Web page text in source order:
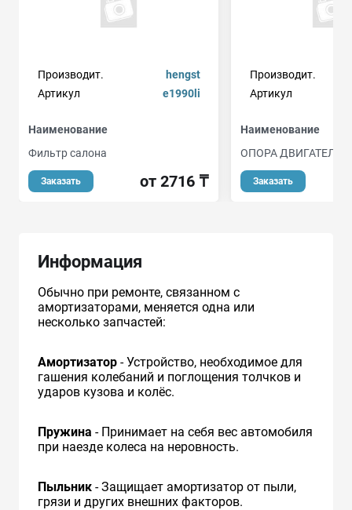
Производит.
hengst
Артикул
e1990li
Наименование
Фильтр салона
Заказать от 2716 ₸
Производит.
Артикул
Наименование
ОПОРА ДВИГАТЕЛЯ
Заказать
Информация
Обычно при ремонте, связанном с
амортизаторами, меняется одна или
несколько запчастей:
Амортизатор - Устройство, необходимое для
гашения колебаний и поглощения толчков и
ударов кузова и колёс.
Пружина - Принимает на себя вес автомобиля
при наезде колеса на неровность.
Пыльник - Защищает амортизатор от пыли,
грязи и других внешних факторов.